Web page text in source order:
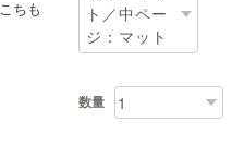
ちも
数量